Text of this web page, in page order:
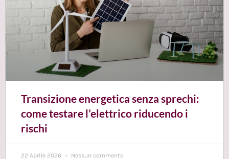
Transizione energetica senza sprechi:
come testare l’elettrico riducendo i
rischi
22 Aprile 2026 Nessun commento